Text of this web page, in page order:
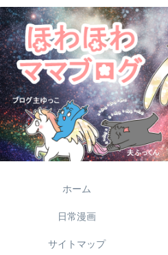
ホーム
日常漫画
サイトマップ